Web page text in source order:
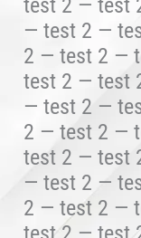
— test 2 —
2 — test 2 —
test 2 — test
— test 2 —
2 — test 2 —
test 2 — test
— test 2 —
2 — test 2 —